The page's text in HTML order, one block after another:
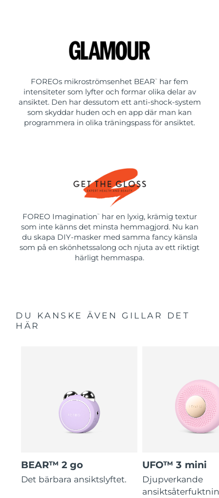
FOREOs mikroströmsenhet BEAR ™
har fem
intensiteter som lyfter och formar olika delar av
ansiktet. Den har dessutom ett anti-shock-system
som skyddar huden och en app där man kan
programmera in olika träningspass för ansiktet.
FOREO Imagination ™
har en lyxig, krämig textur
som inte känns det minsta hemmagjord. Nu kan
du skapa DIY-masker med samma fancy känsla
som på en skönhetssalong och njuta av ett riktigt
härligt hemmaspa.
DU KANSKE ÄVEN GILLAR DET
HÄR
BEAR™ 2 go
Det bärbara ansiktslyftet.
UFO™ 3 mini
Djupverkande